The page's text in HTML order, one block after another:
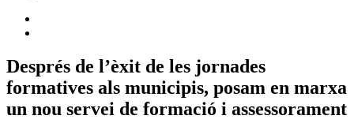
Després de l’èxit de les jornades
formatives als municipis, posam en marxa
un nou servei de formació i assessorament